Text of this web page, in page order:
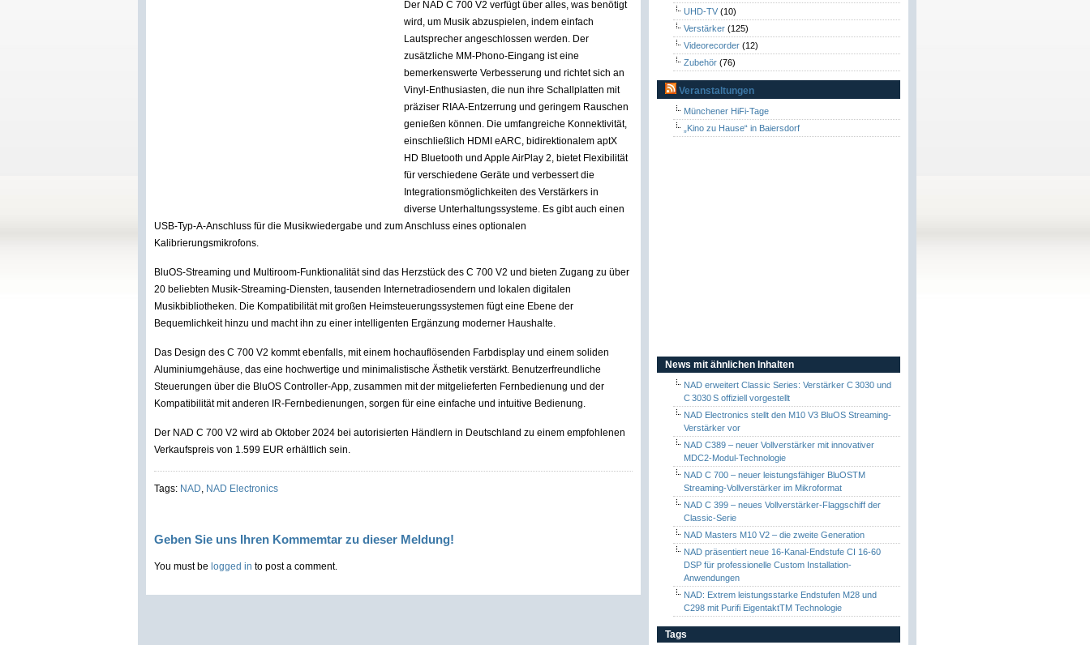
Der NAD C 700 V2 verfügt über alles, was benötigt
wird, um Musik abzuspielen, indem einfach
Lautsprecher angeschlossen werden. Der
zusätzliche MM-Phono-Eingang ist eine
bemerkenswerte Verbesserung und richtet sich an
Vinyl-Enthusiasten, die nun ihre Schallplatten mit
präziser RIAA-Entzerrung und geringem Rauschen
genießen können. Die umfangreiche Konnektivität,
einschließlich HDMI eARC, bidirektionalem aptX
HD Bluetooth und Apple AirPlay 2, bietet Flexibilität
für verschiedene Geräte und verbessert die
Integrationsmöglichkeiten des Verstärkers in
diverse Unterhaltungssysteme. Es gibt auch einen
USB-Typ-A-Anschluss für die Musikwiedergabe und zum Anschluss eines optionalen
Kalibrierungsmikrofons.
BluOS-Streaming und Multiroom-Funktionalität sind das Herzstück des C 700 V2 und bieten Zugang zu über
20 beliebten Musik-Streaming-Diensten, tausenden Internetradiosendern und lokalen digitalen
Musikbibliotheken. Die Kompatibilität mit großen Heimsteuerungssystemen fügt eine Ebene der
Bequemlichkeit hinzu und macht ihn zu einer intelligenten Ergänzung moderner Haushalte.
Das Design des C 700 V2 kommt ebenfalls, mit einem hochauflösenden Farbdisplay und einem soliden
Aluminiumgehäuse, das eine hochwertige und minimalistische Ästhetik verstärkt. Benutzerfreundliche
Steuerungen über die BluOS Controller-App, zusammen mit der mitgelieferten Fernbedienung und der
Kompatibilität mit anderen IR-Fernbedienungen, sorgen für eine einfache und intuitive Bedienung.
Der NAD C 700 V2 wird ab Oktober 2024 bei autorisierten Händlern in Deutschland zu einem empfohlenen
Verkaufspreis von 1.599 EUR erhältlich sein.
Tags: NAD NAD Electronics
Geben Sie uns Ihren Kommemtar zu dieser Meldung!
You must be logged in to post a comment.
UHD-TV (10)
Verstärker (125)
Videorecorder (12)
Zubehör (76)
Veranstaltungen
Münchener HiFi-Tage
„Kino zu Hause“ in Baiersdorf
News mit ähnlichen Inhalten
NAD erweitert Classic Series: Verstärker C 3030 und
C 3030 S offiziell vorgestellt
NAD Electronics stellt den M10 V3 BluOS Streaming-
Verstärker vor
NAD C389 – neuer Vollverstärker mit innovativer
MDC2-Modul-Technologie
NAD C 700 – neuer leistungsfähiger BluOSTM
Streaming-Vollverstärker im Mikroformat
NAD C 399 – neues Vollverstärker-Flaggschiff der
Classic-Serie
NAD Masters M10 V2 – die zweite Generation
NAD präsentiert neue 16-Kanal-Endstufe CI 16-60
DSP für professionelle Custom Installation-
Anwendungen
NAD: Extrem leistungsstarke Endstufen M28 und
C298 mit Purifi EigentaktTM Technologie
Tags